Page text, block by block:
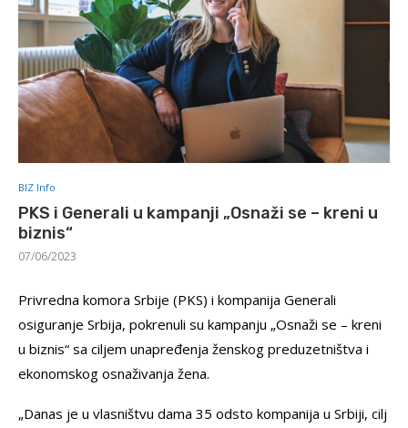
BIZ Info
PKS i Generali u kampanji „Osnaži se – kreni u
biznis“
07/06/2023
Privredna komora Srbije (PKS) i kompanija Generali
osiguranje Srbija, pokrenuli su kampanju „Osnaži se – kreni
u biznis“ sa ciljem unapređenja ženskog preduzetništva i
ekonomskog osnaživanja žena.
„Danas je u vlasništvu dama 35 odsto kompanija u Srbiji, cilj